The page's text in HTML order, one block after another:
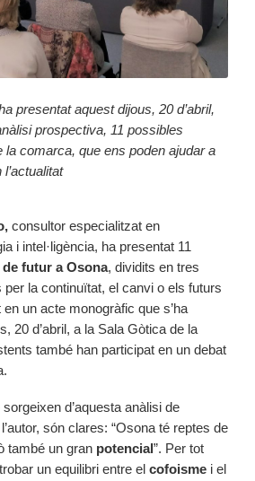
presentat aquest dijous, 20 d’abril,
prospectiva, 11 possibles
la comarca, que ens poden ajudar a
consultor especialitzat en
i intel·ligència, ha presentat 11
futur a Osona, dividits en tres
la continuïtat, el canvi o els futurs
un acte monogràfic que s’ha
20 d’abril, a la Sala Gòtica de la
també han participat en un debat
d’aquesta anàlisi de
són clares: “Osona té reptes de
també un gran potencial”. Per tot
un equilibri entre el cofoisme i el